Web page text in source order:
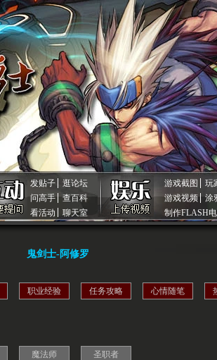
发贴子
逛论坛
问高手
查百科
看活动
聊天室
游戏截图
玩
游戏视频
涂
制作FLASH
鬼剑士-阿修罗
职业经验 任务攻略 心情随笔
魔法师 圣职者